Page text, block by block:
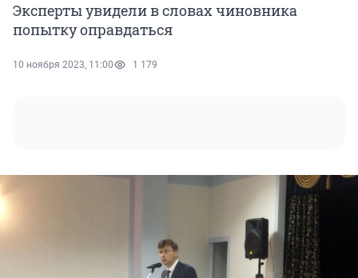
Эксперты увидели в словах чиновника
попытку оправдаться
10 ноября 2023, 11:00 1 179